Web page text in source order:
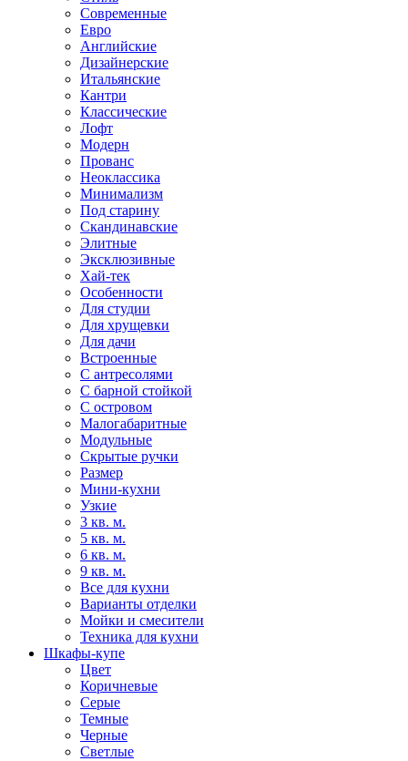
Современные
Евро
Английские
Дизайнерские
Итальянские
Кантри
Классические
Лофт
Модерн
Прованс
Неоклассика
Минимализм
Под старину
Скандинавские
Элитные
Эксклюзивные
Хай-тек
Особенности
Для студии
Для хрущевки
Для дачи
Встроенные
С антресолями
С барной стойкой
С островом
Малогабаритные
Модульные
Скрытые ручки
Размер
Мини-кухни
Узкие
3 кв. м.
5 кв. м.
6 кв. м.
9 кв. м.
Все для кухни
Варианты отделки
Мойки и смесители
Техника для кухни
Шкафы-купе
Цвет
Коричневые
Серые
Темные
Черные
Светлые